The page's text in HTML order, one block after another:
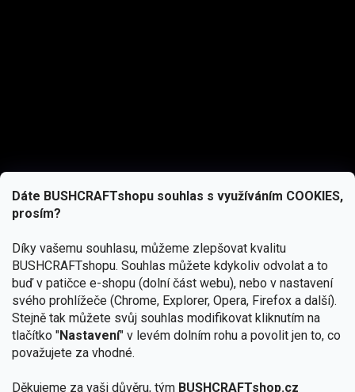
Dáte BUSHCRAFTshopu souhlas s využíváním COOKIES,
prosím?
Díky vašemu souhlasu, můžeme zlepšovat kvalitu
BUSHCRAFTshopu. Souhlas můžete kdykoliv odvolat a to
buď v patičce e-shopu (dolní část webu), nebo v nastavení
svého prohlížeče (Chrome, Explorer, Opera, Firefox a další).
Stejně tak můžete svůj souhlas modifikovat kliknutím na
tlačítko "Nastavení" v levém dolním rohu a povolit jen to, co
považujete za vhodné.
Děkujeme za vaši důvěru, tým BUSHCRAFTshop.cz
podmínkami ochrany osobních údajů